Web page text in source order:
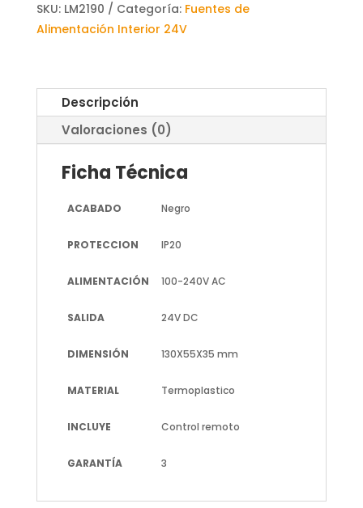
SKU: LM2190 Categoría: Fuentes de
Alimentación Interior 24V
Descripción
Valoraciones (0)
Ficha Técnica
ACABADO Negro
PROTECCION IP20
ALIMENTACIÓN 100-240V AC
SALIDA 24V DC
DIMENSIÓN 130X55X35 mm
MATERIAL Termoplastico
INCLUYE Control remoto
GARANTÍA 3